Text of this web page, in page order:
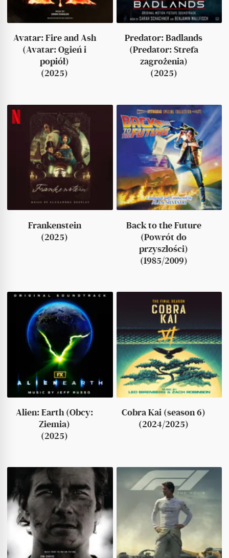
Avatar: Fire and Ash
(Avatar: Ogień i
popiół)
(2025)
Predator: Badlands
(Predator: Strefa
zagrożenia)
(2025)
Frankenstein
(2025)
Back to the Future
(Powrót do
przyszłości)
(1985/2009)
Alien: Earth (Obcy:
Ziemia)
(2025)
Cobra Kai (season 6)
(2024/2025)